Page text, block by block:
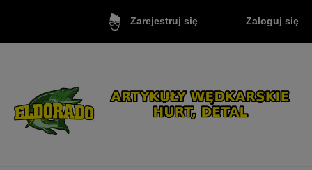
Zarejestruj się Zaloguj się